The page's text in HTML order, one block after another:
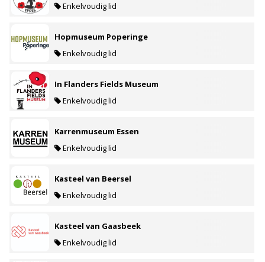
Enkelvoudig lid
Hopmuseum Poperinge
Enkelvoudig lid
In Flanders Fields Museum
Enkelvoudig lid
Karrenmuseum Essen
Enkelvoudig lid
Kasteel van Beersel
Enkelvoudig lid
Kasteel van Gaasbeek
Enkelvoudig lid